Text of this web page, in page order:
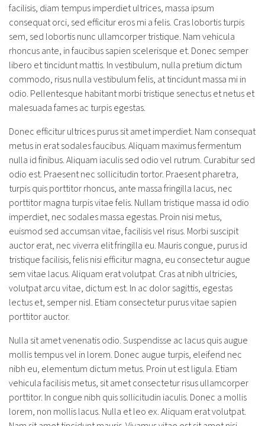
facilisis, diam tempus imperdiet ultrices, massa ipsum
consequat orci, sed efficitur eros mi a felis. Cras lobortis turpis
sem, sed lobortis nunc ullamcorper tristique. Nam vehicula
rhoncus ante, in faucibus sapien scelerisque et. Donec semper
libero et tincidunt mattis. In vestibulum, nulla pretium dictum
commodo, risus nulla vestibulum felis, at tincidunt massa mi in
odio. Pellentesque habitant morbi tristique senectus et netus et
malesuada fames ac turpis egestas.
Donec efficitur ultrices purus sit amet imperdiet. Nam consequat
metus in erat sodales faucibus. Aliquam maximus fermentum
nulla id finibus. Aliquam iaculis sed odio vel rutrum. Curabitur sed
odio est. Praesent nec sollicitudin tortor. Praesent pharetra,
turpis quis porttitor rhoncus, ante massa fringilla lacus, nec
porttitor magna turpis vitae felis. Nullam tristique massa id odio
imperdiet, nec sodales massa egestas. Proin nisi metus,
euismod sed accumsan vitae, facilisis vel risus. Morbi suscipit
auctor erat, nec viverra elit fringilla eu. Mauris congue, purus id
tristique facilisis, felis nisi efficitur magna, eu consectetur augue
sem vitae lacus. Aliquam erat volutpat. Cras at nibh ultricies,
volutpat arcu vitae, dictum est. In ac dolor sagittis, egestas
lectus et, semper nisl. Etiam consectetur purus vitae sapien
porttitor auctor.
Nulla sit amet venenatis odio. Suspendisse ac lacus quis augue
mollis tempus vel in lorem. Donec augue turpis, eleifend nec
nibh eu, elementum dictum metus. Proin ut est ligula. Etiam
vehicula facilisis metus, sit amet consectetur risus ullamcorper
porttitor. In congue nibh quis sollicitudin iaculis. Donec a mollis
lorem, non mollis lacus. Nulla et leo ex. Aliquam erat volutpat.